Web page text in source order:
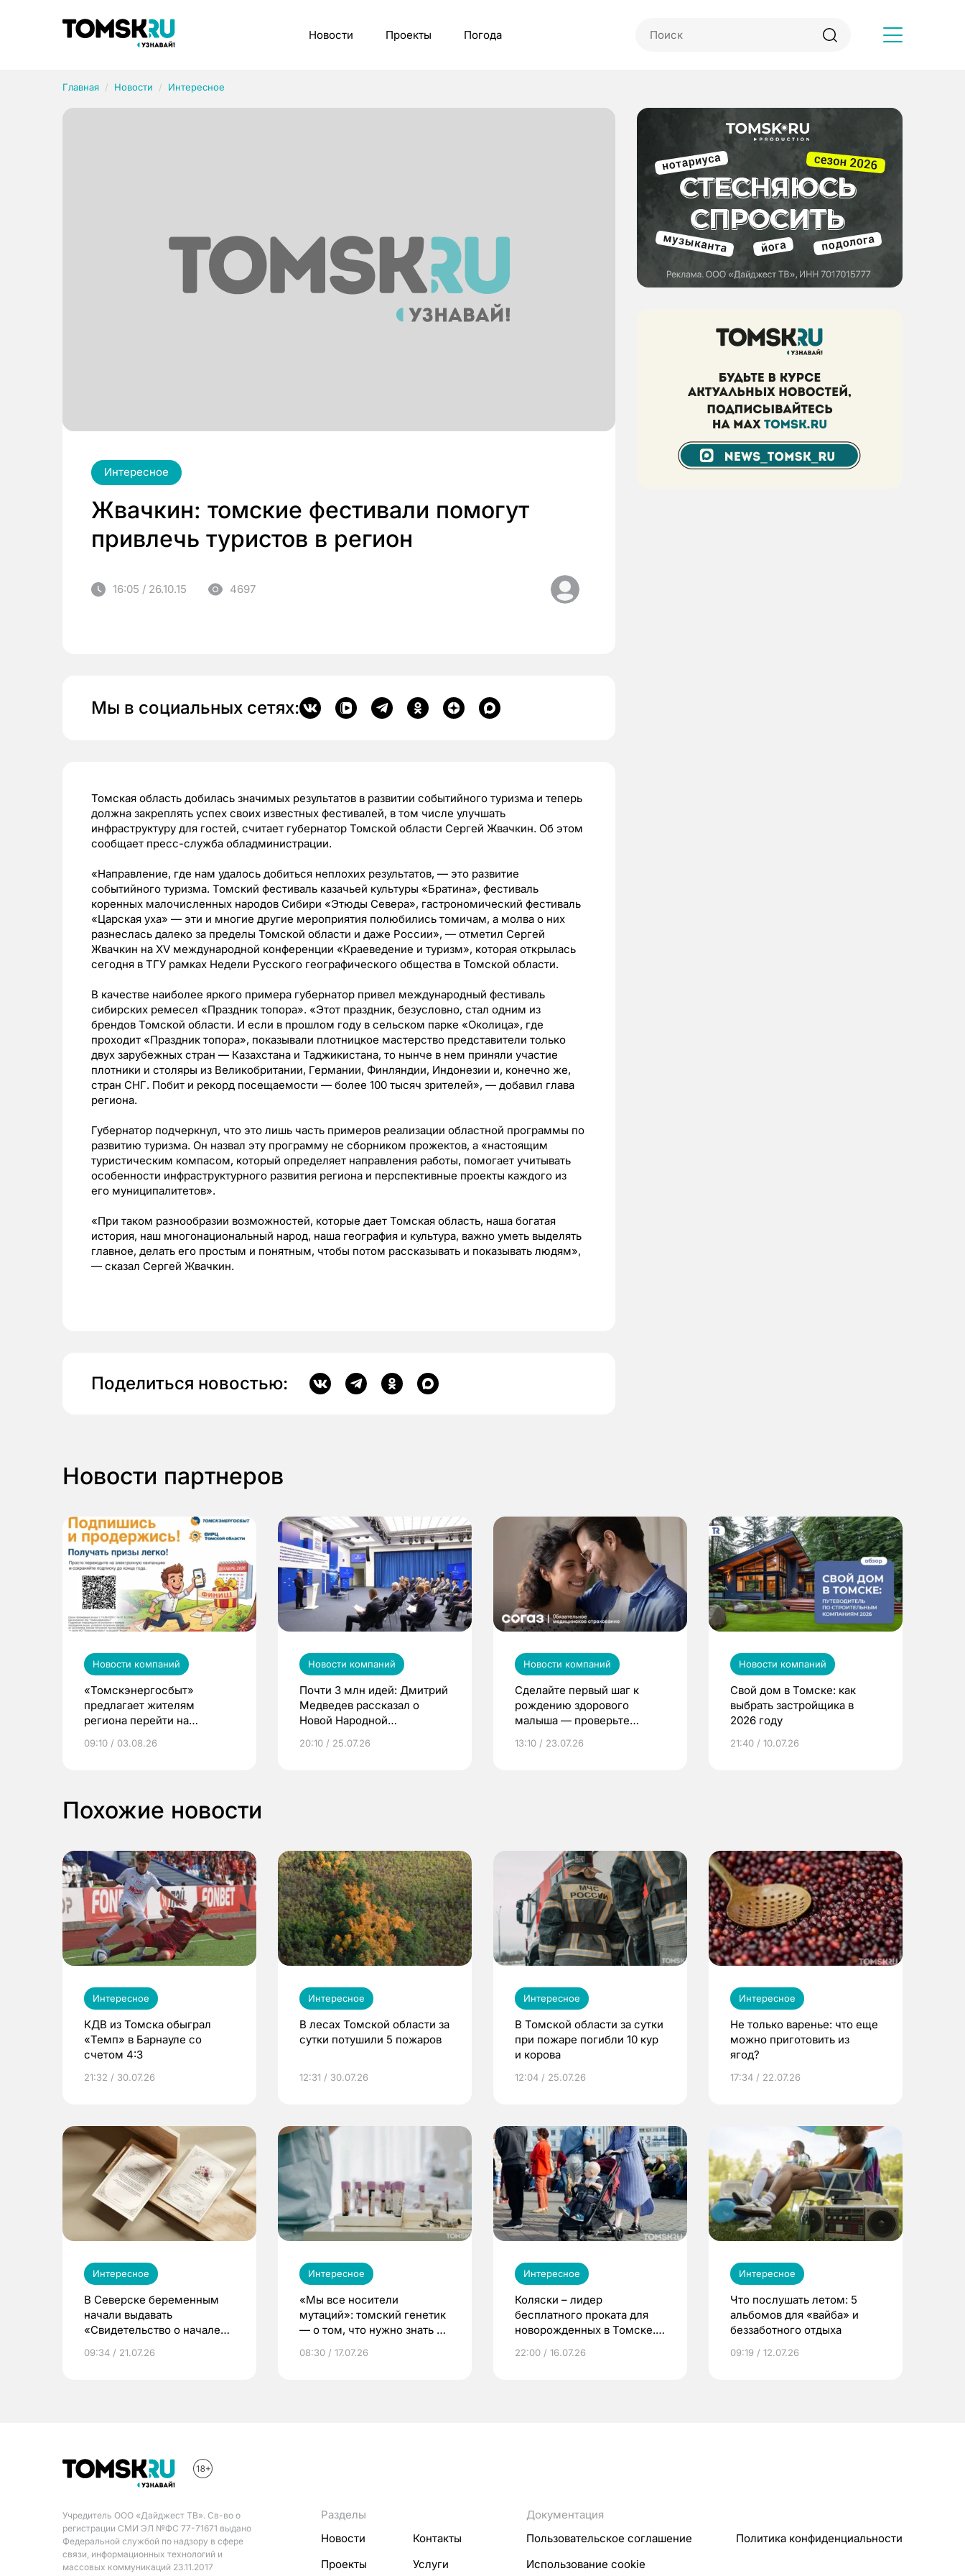
Новости Проекты Погода
Главная Новости Интересное
Интересное
Жвачкин: томские фестивали помогут
привлечь туристов в регион
16:05 / 26.10.15 4697
Мы в социальных сетях:
Томская область добилась значимых результатов в развитии событийного туризма и теперь
должна закреплять успех своих известных фестивалей, в том числе улучшать
инфраструктуру для гостей, считает губернатор Томской области Сергей Жвачкин. Об этом
сообщает пресс-служба обладминистрации.
«Направление, где нам удалось добиться неплохих результатов, — это развитие
событийного туризма. Томский фестиваль казачьей культуры «Братина», фестиваль
коренных малочисленных народов Сибири «Этюды Севера», гастрономический фестиваль
«Царская уха» — эти и многие другие мероприятия полюбились томичам, а молва о них
разнеслась далеко за пределы Томской области и даже России», — отметил Сергей
Жвачкин на XV международной конференции «Краеведение и туризм», которая открылась
сегодня в ТГУ рамках Недели Русского географического общества в Томской области.
В качестве наиболее яркого примера губернатор привел международный фестиваль
сибирских ремесел «Праздник топора». «Этот праздник, безусловно, стал одним из
брендов Томской области. И если в прошлом году в сельском парке «Околица», где
проходит «Праздник топора», показывали плотницкое мастерство представители только
двух зарубежных стран — Казахстана и Таджикистана, то нынче в нем приняли участие
плотники и столяры из Великобритании, Германии, Финляндии, Индонезии и, конечно же,
стран СНГ. Побит и рекорд посещаемости — более 100 тысяч зрителей», — добавил глава
региона.
Губернатор подчеркнул, что это лишь часть примеров реализации областной программы по
развитию туризма. Он назвал эту программу не сборником прожектов, а «настоящим
туристическим компасом, который определяет направления работы, помогает учитывать
особенности инфраструктурного развития региона и перспективные проекты каждого из
его муниципалитетов».
«При таком разнообразии возможностей, которые дает Томская область, наша богатая
история, наш многонациональный народ, наша география и культура, важно уметь выделять
главное, делать его простым и понятным, чтобы потом рассказывать и показывать людям»,
— сказал Сергей Жвачкин.
Поделиться новостью:
Новости партнеров
Новости компаний
«Томскэнергосбыт»
предлагает жителям
региона перейти на
выиграть призы
09:10 / 03.08.26
Новости компаний
Почти 3 млн идей: Дмитрий
Медведев рассказал о
Новой Народной
20:10 / 25.07.26
Новости компаний
Сделайте первый шаг к
рождению здорового
малыша — проверьте
по ОМС!
13:10 / 23.07.26
Новости компаний
Свой дом в Томске: как
выбрать застройщика в
2026 году
21:40 / 10.07.26
Похожие новости
Интересное
КДВ из Томска обыграл
«Темп» в Барнауле со
счетом 4:3
21:32 / 30.07.26
Интересное
В лесах Томской области за
сутки потушили 5 пожаров
12:31 / 30.07.26
Интересное
В Томской области за сутки
при пожаре погибли 10 кур
и корова
12:04 / 25.07.26
Интересное
Не только варенье: что еще
можно приготовить из
ягод?
17:34 / 22.07.26
Интересное
В Северске беременным
начали выдавать
«Свидетельство о начале
09:34 / 21.07.26
Интересное
«Мы все носители
мутаций»: томский генетик
— о том, что нужно знать до
08:30 / 17.07.26
Интересное
Коляски – лидер
бесплатного проката для
новорожденных в Томске.
22:00 / 16.07.26
Интересное
Что послушать летом: 5
альбомов для «вайба» и
беззаботного отдыха
09:19 / 12.07.26
Учредитель ООО «Дайджест ТВ». Св-во о
регистрации СМИ ЭЛ №ФС 77-71671 выдано
Федеральной службой по надзору в сфере
связи, информационных технологий и
массовых коммуникаций 23.11.2017
Разделы
Новости
Контакты
Проекты
Услуги
Документация
Пользовательское соглашение
Политика конфиденциальности
Использование cookie
Рубрики